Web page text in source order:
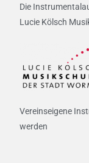
Die
Lucie Kölsch
Vereinseigene
werden